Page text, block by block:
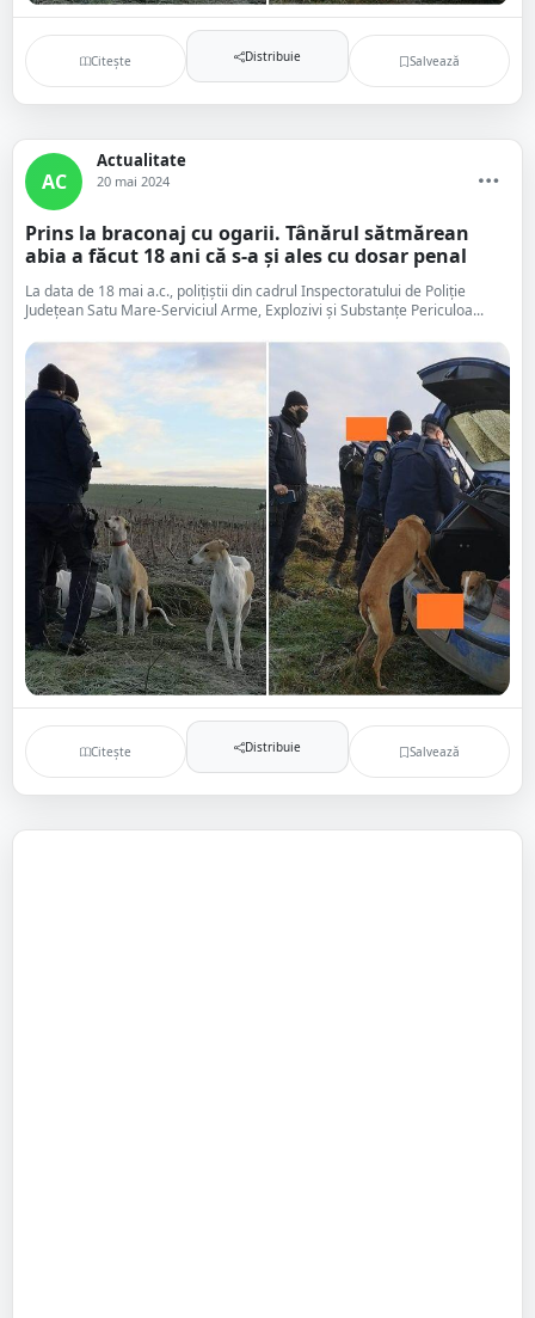
Citește Distribuie Salvează
AC
Actualitate
20 mai 2024
Prins la braconaj cu ogarii. Tânărul sătmărean
abia a făcut 18 ani că s-a și ales cu dosar penal
La data de 18 mai a.c., polițiștii din cadrul Inspectoratului de Poliție
Județean Satu Mare-Serviciul Arme, Explozivi și Substanțe Periculoa...
Citește Distribuie Salvează